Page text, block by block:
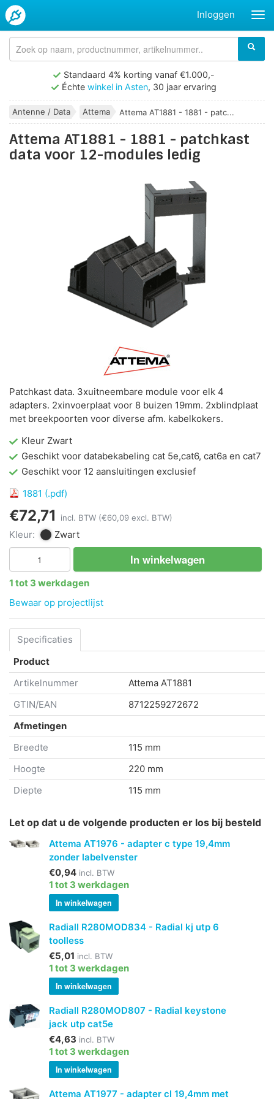
Inloggen
Standaard 4% korting vanaf €1.000,-
Échte winkel in Asten, 30 jaar ervaring
Antenne / Data Attema Attema AT1881 - 1881 - patc...
Attema AT1881 - 1881 - patchkast
data voor 12-modules ledig
Patchkast data. 3xuitneembare module voor elk 4
adapters. 2xinvoerplaat voor 8 buizen 19mm. 2xblindplaat
met breekpoorten voor diverse afm. kabelkokers.
Kleur Zwart
Geschikt voor databekabeling cat 5e,cat6, cat6a en cat7
Geschikt voor 12 aansluitingen exclusief
1881 (.pdf)
€72,71 incl. BTW (€60,09 excl. BTW)
Kleur: Zwart
In winkelwagen
1 tot 3 werkdagen
Bewaar op projectlijst
Specificaties
Product
Artikelnummer
Attema AT1881
GTIN/EAN
8712259272672
Afmetingen
Breedte
115 mm
Hoogte
220 mm
Diepte
115 mm
Let op dat u de volgende producten er los bij besteld
Attema AT1976 - adapter c type 19,4mm
zonder labelvenster
€0,94 incl. BTW
1 tot 3 werkdagen
In winkelwagen
Radiall R280MOD834 - Radial kj utp 6
toolless
€5,01 incl. BTW
1 tot 3 werkdagen
In winkelwagen
Radiall R280MOD807 - Radial keystone
jack utp cat5e
€4,63 incl. BTW
1 tot 3 werkdagen
In winkelwagen
Attema AT1977 - adapter cl 19,4mm met